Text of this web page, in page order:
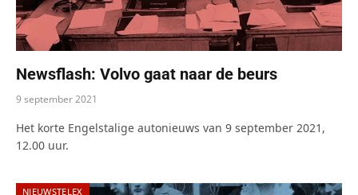
Newsflash: Volvo gaat naar de beurs
9 september 2021
Het korte Engelstalige autonieuws van 9 september 2021,
12.00 uur.
NIEUWSTELEX